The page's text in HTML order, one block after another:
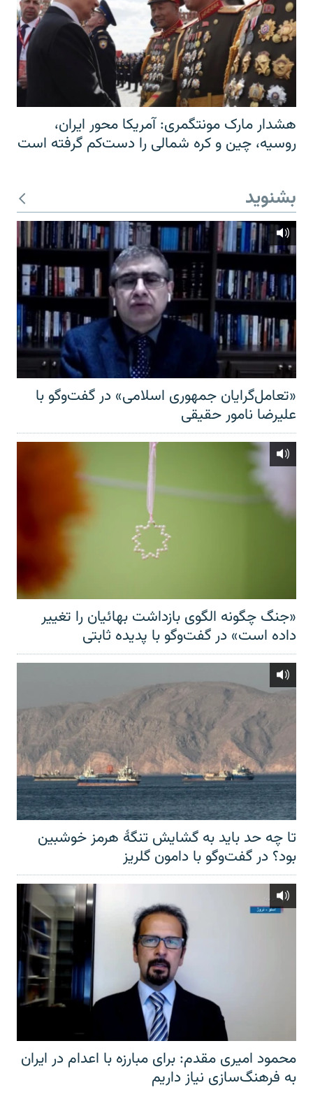
هشدار مارک مونتگمری: آمریکا محور ایران،
روسیه، چین و کره شمالی را دست‌کم گرفته است
بشنوید
«تعامل‌گرایان جمهوری اسلامی» در گفت‌وگو با
علیرضا نامور حقیقی
«جنگ چگونه الگوی بازداشت بهائیان را تغییر
داده است» در گفت‌وگو با پدیده ثابتی
تا چه حد باید به گشایش تنگهٔ هرمز خوشبین
بود؟ در گفت‌وگو با دامون گلریز
محمود امیری مقدم: برای مبارزه با اعدام در ایران
به فرهنگ‌سازی نیاز داریم